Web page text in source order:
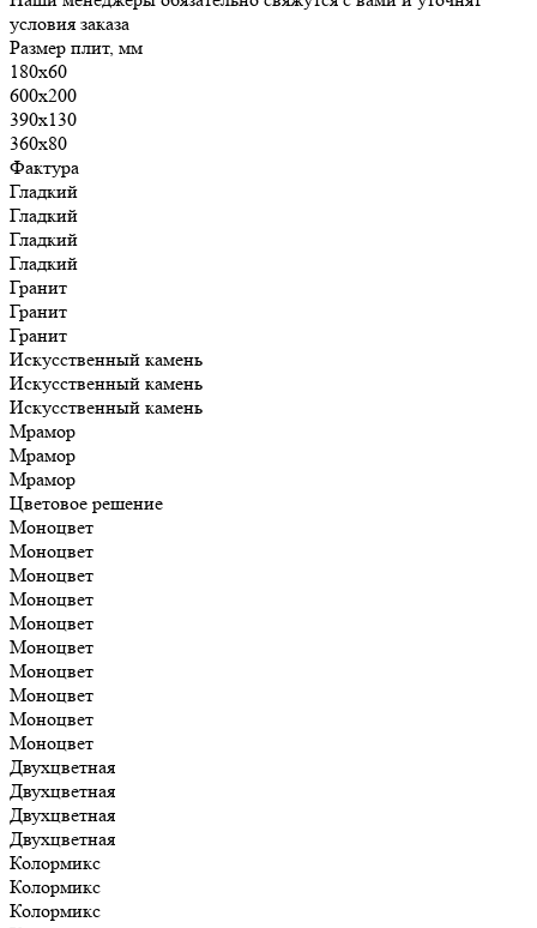
условия заказа
Размер плит, мм
180х60
600х200
390х130
360х80
Фактура
Гладкий
Гладкий
Гладкий
Гладкий
Гранит
Гранит
Гранит
Искусственный камень
Искусственный камень
Искусственный камень
Мрамор
Мрамор
Мрамор
Цветовое решение
Моноцвет
Моноцвет
Моноцвет
Моноцвет
Моноцвет
Моноцвет
Моноцвет
Моноцвет
Моноцвет
Моноцвет
Двухцветная
Двухцветная
Двухцветная
Двухцветная
Колормикс
Колормикс
Колормикс